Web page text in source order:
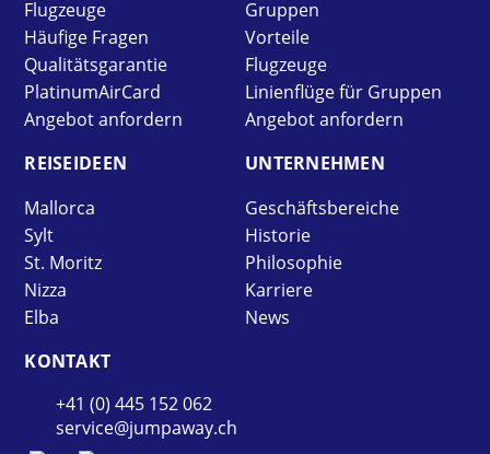
Flugzeuge
Häufige Fragen
Qualitätsgarantie
PlatinumAirCard
Angebot anfordern
Gruppen
Vorteile
Flugzeuge
Linienflüge für Gruppen
Angebot anfordern
REISE­IDEEN
Mallorca
Sylt
St. Moritz
Nizza
Elba
UNTER­NEHMEN
Geschäftsbereiche
Historie
Philosophie
Karriere
News
KONTAKT
+41 (0) 445 152 062
service@jumpaway.ch